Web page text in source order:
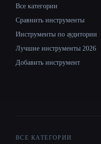
Все категории
Сравнить инструменты
Инструменты по аудитории
Лучшие инструменты 2026
Добавить инструмент
ВСЕ КАТЕГОРИИ